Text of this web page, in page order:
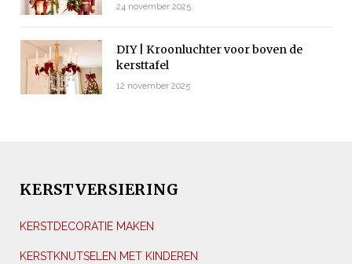
24 november 2025
DIY | Kroonluchter voor boven de
kersttafel
12 november 2025
KERSTVERSIERING
KERSTDECORATIE MAKEN
KERSTKNUTSELEN MET KINDEREN